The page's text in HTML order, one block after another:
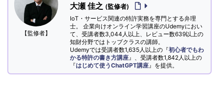
【監修者】
大瀬 佳之 (監修者)
IoT・サービス関連の特許実務を専門とする弁理
士。 企業向けオンライン学習講座のUdemyにおい
て、受講者数3,044人以上、レビュー数639以上の
知財分野ではトップクラスの講師。
Udemyでは受講者数1,635人以上の『初心者でもわ
かる特許の書き方講座 』、受講者数1,842人以上の
『はじめて使うChatGPT講座 』を提供。